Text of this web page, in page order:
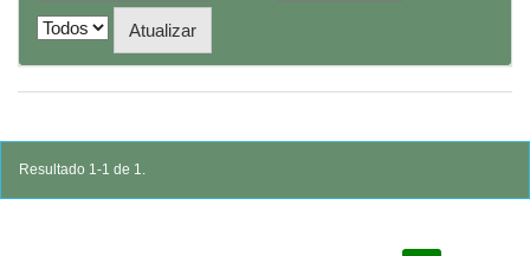
Resultado 1-1 de 1.